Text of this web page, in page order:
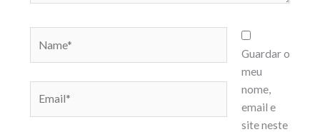
Guardar o
meu
nome,
email e
site neste